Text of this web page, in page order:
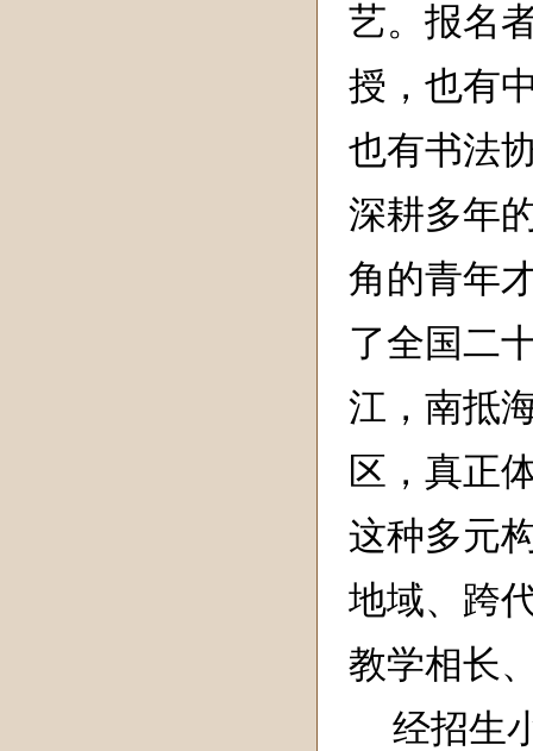
艺。报名
授，也有
也有书法
深耕多年
角的青年
了全国二
江，南抵
区，真正
这种多元
地域、跨
教学相长
经招生